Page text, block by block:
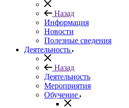
Назад
Информация
Новости
Полезные сведения
Деятельность
Назад
Деятельность
Мероприятия
Обучение